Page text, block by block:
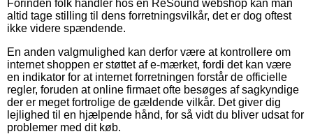
Forinden folk handler hos en ReSound webshop kan man
altid tage stilling til dens forretningsvilkår, det er dog oftest
ikke videre spændende.
En anden valgmulighed kan derfor være at kontrollere om
internet shoppen er støttet af e-mærket, fordi det kan være
en indikator for at internet forretningen forstår de officielle
regler, foruden at online firmaet ofte besøges af sagkyndige
der er meget fortrolige de gældende vilkår. Det giver dig
lejlighed til en hjælpende hånd, for så vidt du bliver udsat for
problemer med dit køb.